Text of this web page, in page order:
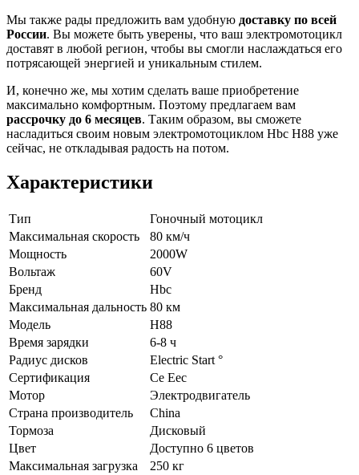
Мы также рады предложить вам удобную доставку по всей
России. Вы можете быть уверены, что ваш электромотоцикл
доставят в любой регион, чтобы вы смогли наслаждаться его
потрясающей энергией и уникальным стилем.
И, конечно же, мы хотим сделать ваше приобретение
максимально комфортным. Поэтому предлагаем вам
рассрочку до 6 месяцев. Таким образом, вы сможете
насладиться своим новым электромотоциклом Hbc H88 уже
сейчас, не откладывая радость на потом.
Характеристики
Тип
Гоночный мотоцикл
Максимальная скорость
80 км/ч
Мощность
2000W
Вольтаж
60V
Бренд
Hbc
Максимальная дальность 80 км
Модель
H88
Время зарядки
6-8 ч
Радиус дисков
Electric Start °
Сертификация
Ce Eec
Мотор
Электродвигатель
Страна производитель
China
Тормоза
Дисковый
Цвет
Доступно 6 цветов
Максимальная загрузка
250 кг